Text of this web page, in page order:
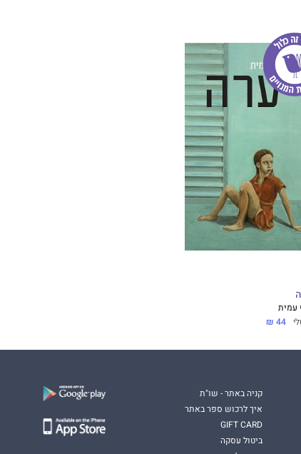
עמית
44 ₪
קניה באתר - שו"ת
איך לרכוש ספר באתר
GIFT CARD
ביטול עסקה